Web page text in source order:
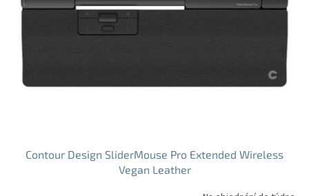
Contour Design SliderMouse Pro Extended Wireless
Vegan Leather